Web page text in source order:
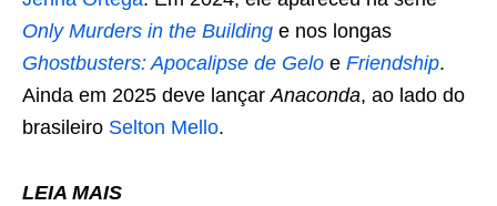
Only Murders in the Building e nos longas
Ghostbusters: Apocalipse de Gelo e Friendship.
Ainda em 2025 deve lançarAnaconda, ao lado do
brasileiro Selton Mello.
LEIA MAIS